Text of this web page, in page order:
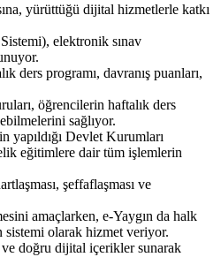
yürüttüğü dijital hizmetlerle katkı
elektronik sınav
ders programı, davranış puanları,
öğrencilerin haftalık ders
sağlıyor.
Devlet Kurumları
eğitimlere dair tüm işlemlerin
şeffaflaşması ve
amaçlarken, e-Yaygın da halk
olarak hizmet veriyor.
doğru dijital içerikler sunarak